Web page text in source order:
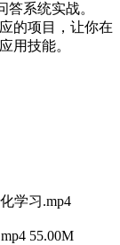
答系统实战。
的项目，让你在
用技能。
学习.mp4
55.00M